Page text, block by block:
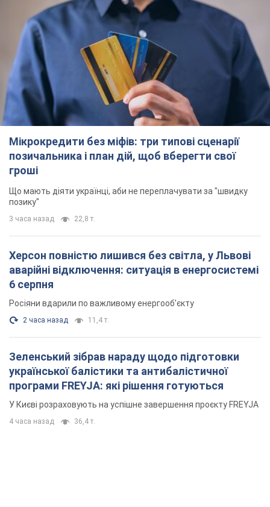
Мікрокредити без міфів: три типові сценарії
позичальника і план дій, щоб вберегти свої
гроші
Що мають діяти українці, аби не переплачувати за "швидку
позику"
3 часа назад 22,8 т.
Херсон повністю лишився без світла, у Львові
аварійні відключення: ситуація в енергосистемі
6 серпня
Росіяни вдарили по важливому енергооб'єкту
2 часа назад 11,4 т.
Зеленський зібрав нараду щодо підготовки
української балістики та антибалістичної
програми FREYJA: які рішення готуються
У Києві розраховують на успішне завершення проєкту FREYJA
4 часа назад 36,4 т.